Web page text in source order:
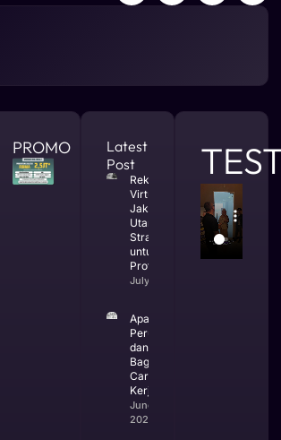
&
PROMO
Latest
Post
Rekomendasi
Virtual Office
Jakarta
Utara yang
Strategis
untuk Bisnis
Profesional
July 23, 2026
Apa Itu CV
Perusahaan
dan
Bagaimana
Cara
Kerjanya
June 25,
2026